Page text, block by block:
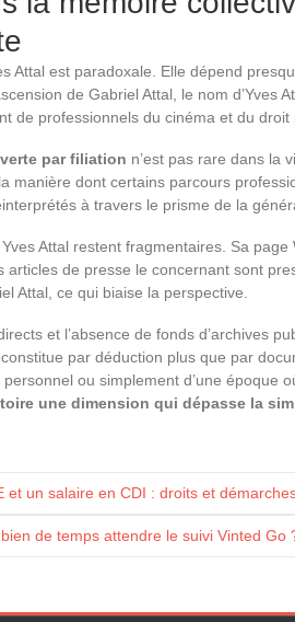
Attal est paradoxale. Elle dépend
de Gabriel Attal, le nom d’Yves
de professionnels du cinéma et du droit
par filiation n’est pas rare dans la
manière dont certains parcours
à travers le prisme de la
Attal restent fragmentaires. Sa
articles de presse le concernant sont
Attal, ce qui biaise la perspective.
et l’absence de fonds d’archives
par déduction plus que par
personnel ou simplement d’une époque
une dimension qui dépasse la
et un salaire en CDI : droits et
de temps attendre le suivi Vinted